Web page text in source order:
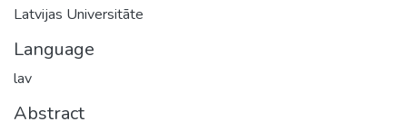
Latvijas Universitāte
Language
lav
Abstract